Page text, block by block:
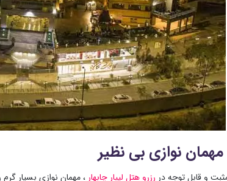
‌نوازی بی ‌نظیر
و قابل توجه در رزرو هتل لیپار چابهار ، مهمان نوازی بسیار